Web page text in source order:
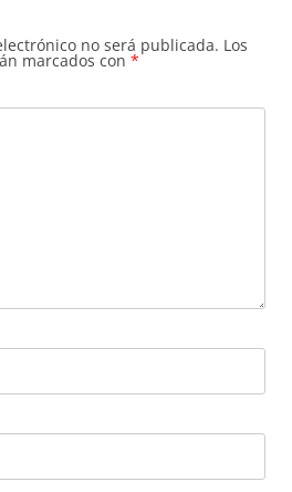
no será publicada. Los
marcados con *